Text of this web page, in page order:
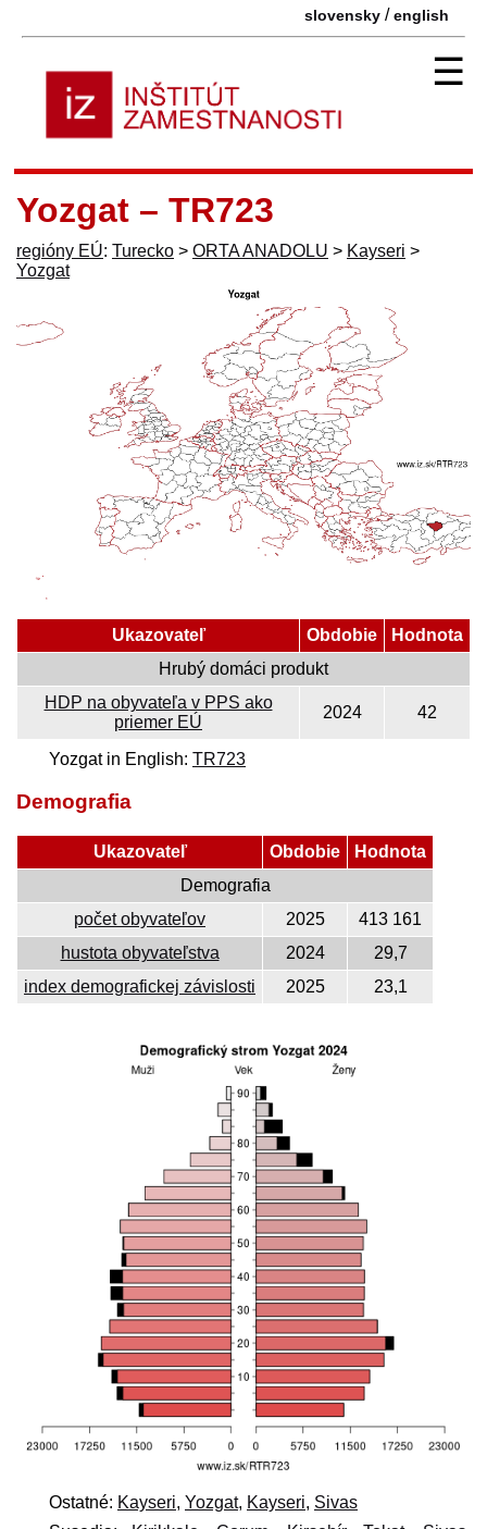
slovensky /english
☰
Yozgat – TR723
regióny EÚ: Turecko > ORTA ANADOLU > Kayseri >
Yozgat
Ukazovateľ Obdobie
Hodnota
Hrubý domáci produkt
HDP na obyvateľa v PPS ako
priemer EÚ
2024 42
Yozgat in English: TR723
Demografia
Ukazovateľ Obdobie
Hodnota
Demografia
počet obyvateľov
2025
413 161
hustota obyvateľstva
2024
29,7
index demografickej závislosti
2025 23,1
Ostatné: Kayseri, Yozgat, Kayseri, Sivas